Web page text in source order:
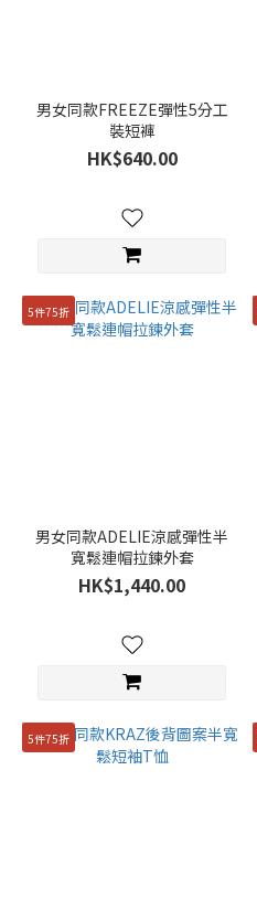
男女同款FREEZE彈性5分工
裝短褲
HK$640.00
5件75折
男女同款ADELIE涼感彈性半
寬鬆連帽拉鍊外套
HK$1,440.00
5件75折